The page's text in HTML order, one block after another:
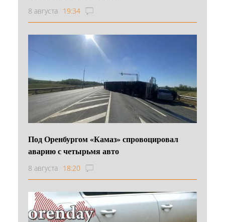
8 августа 19:34
Под Оренбургом «Камаз» спровоцировал
аварию с четырьмя авто
8 августа 18:20